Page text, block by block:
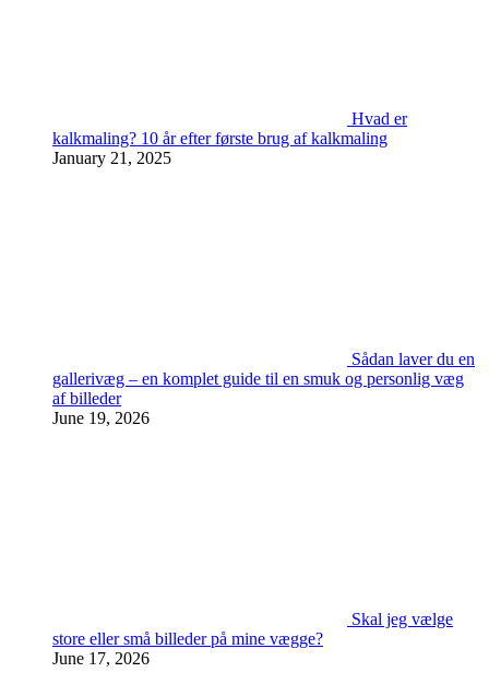
Hvad er
kalkmaling? 10 år efter første brug af kalkmaling
January 21, 2025
Sådan laver du en
gallerivæg – en komplet guide til en smuk og personlig væg
af billeder
June 19, 2026
Skal jeg vælge
store eller små billeder på mine vægge?
June 17, 2026